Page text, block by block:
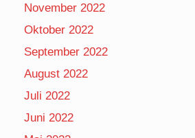
November 2022
Oktober 2022
September 2022
August 2022
Juli 2022
Juni 2022